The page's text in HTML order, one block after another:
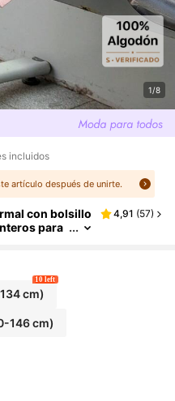
1/8
incluidos
artículo después de unirte.
con bolsillo
para
4,91 (57)
cm)
10 left
146 cm)